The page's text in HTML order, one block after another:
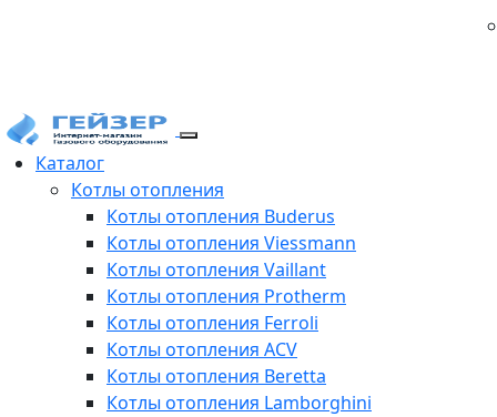
Каталог
Котлы отопления
Котлы отопления Buderus
Котлы отопления Viessmann
Котлы отопления Vaillant
Котлы отопления Protherm
Котлы отопления Ferroli
Котлы отопления ACV
Котлы отопления Beretta
Котлы отопления Lamborghini